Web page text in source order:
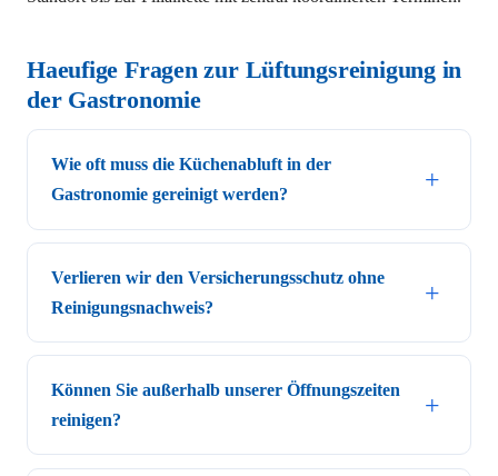
Haeufige Fragen zur Lüftungsreinigung in
der Gastronomie
Wie oft muss die Küchenabluft in der
Gastronomie gereinigt werden?
Verlieren wir den Versicherungsschutz ohne
Reinigungsnachweis?
Können Sie außerhalb unserer Öffnungszeiten
reinigen?